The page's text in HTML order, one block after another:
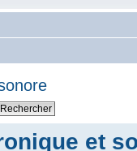
et